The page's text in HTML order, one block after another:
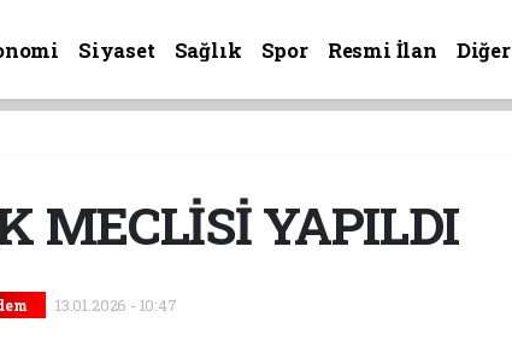
Siyaset Sağlık Spor Resmi İlan Diğer
MECLİSİ YAPILDI
13.01.2026 - 10:47